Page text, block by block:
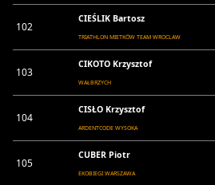
102
CIEŚLIK Bartosz
TRIATHLON MIETKÓW TEAM WROCLAW
103
CIKOTO Krzysztof
WAŁBRZYCH
104
CISŁO Krzysztof
ARDENTCODE WYSOKA
105
CUBER Piotr
EKOBIEGI WARSZAWA